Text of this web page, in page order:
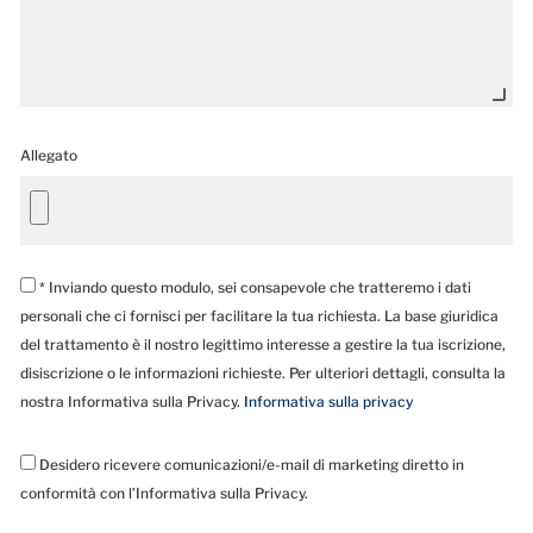
Allegato
* Inviando questo modulo, sei consapevole che tratteremo i dati
personali che ci fornisci per facilitare la tua richiesta. La base giuridica
del trattamento è il nostro legittimo interesse a gestire la tua iscrizione,
disiscrizione o le informazioni richieste. Per ulteriori dettagli, consulta la
nostra Informativa sulla Privacy. Informativa sulla privacy
Desidero ricevere comunicazioni/e-mail di marketing diretto in
conformità con l’Informativa sulla Privacy.